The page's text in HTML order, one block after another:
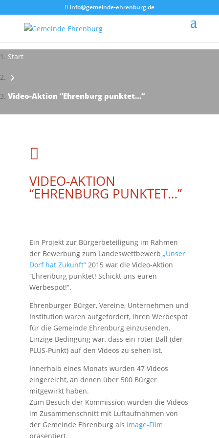
info@gemeinde-ehrenburg.de
Start
›
Video-Aktion “Ehrenburg punktet…”

VIDEO-AKTION
“EHRENBURG PUNKTET…”
Ein Projekt zur Bürgerbeteiligung im Rahmen
der Bewerbung zum Landeswettbewerb „Unser
Dorf hat Zukunft”2015 war die Video-Aktion
“Ehrenburg punktet! Schickt uns euren
Werbespot!”.
Ehrenburger Bürger, Vereine, Unternehmen und
Institution waren aufgefordert, ihren Werbespot
für die Gemeinde Ehrenburg einzusenden.
Einzige Bedingung war, dass ein roter Ball (der
PLUS-Punkt) auf den Videos zu sehen ist.
Innerhalb eines Monats wurden 47 Videos
eingereicht, an denen über 500 Bürger
mitgewirkt haben.
Zum Besuch der Kommission wurden die Videos
im Zusammenschnitt mit Luftaufnahmen von
der Gemeinde Ehrenburg als Image-Film
präsentiert.